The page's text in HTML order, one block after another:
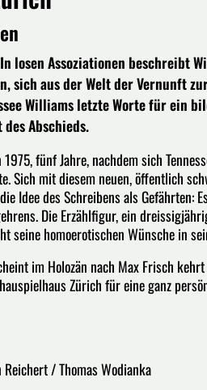
losen Assoziationen beschreibt
sich aus der Welt der Vernunft
Williams letzte Worte für ein
Abschieds.
fünf Jahre, nachdem sich
mit diesem neuen, öffentlich
Idee des Schreibens als Gefährten:
Die Erzählfigur, ein
homoerotischen Wünsche in
im Holozän nach Max Frisch
Zürich für eine ganz
/ Thomas Wodianka